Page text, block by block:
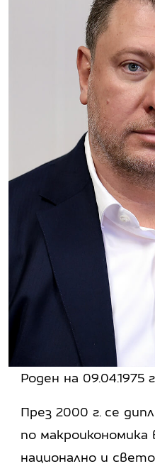
Роден на 09.04.1975
През 2000 г. се
по
национално и